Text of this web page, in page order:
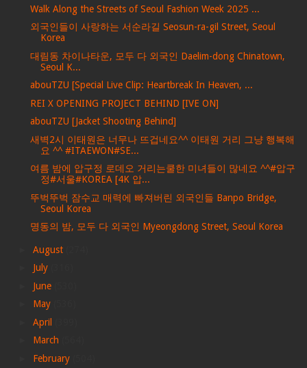
Walk Along the Streets of Seoul Fashion Week 2025 ...
외국인들이 사랑하는 서순라길 Seosun-ra-gil Street, Seoul
Korea
대림동 차이나타운, 모두 다 외국인 Daelim-dong Chinatown,
Seoul K...
abouTZU [Special Live Clip: Heartbreak In Heaven, ...
REI X OPENING PROJECT BEHIND [IVE ON]
abouTZU [Jacket Shooting Behind]
새벽2시 이태원은 너무나 뜨겁네요^^ 이태원 거리 그냥 행복해
요 ^^ #ITAEWON#SE...
여름 밤에 압구정 로데오 거리는쿨한 미녀들이 많네요 ^^#압구
정#서울#KOREA [4K 압...
뚜벅뚜벅 잠수교 매력에 빠져버린 외국인들 Banpo Bridge,
Seoul Korea
명동의 밤, 모두 다 외국인 Myeongdong Street, Seoul Korea
August
July
June
May
April
March
February